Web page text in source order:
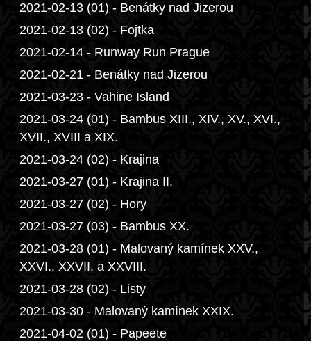
2021-02-13 (01) - Benátky nad Jizerou
2021-02-13 (02) - Fojtka
2021-02-14 - Runway Run Prague
2021-02-21 - Benátky nad Jizerou
2021-03-23 - Vahine Island
2021-03-24 (01) - Bambus XIII., XIV., XV., XVI.,
XVII., XVIII a XIX.
2021-03-24 (02) - Krajina
2021-03-27 (01) - Krajina II.
2021-03-27 (02) - Hory
2021-03-27 (03) - Bambus XX.
2021-03-28 (01) - Malovaný kamínek XXV.,
XXVI., XXVII. a XXVIII.
2021-03-28 (02) - Listy
2021-03-30 - Malovaný kamínek XXIX.
2021-04-02 (01) - Papeete